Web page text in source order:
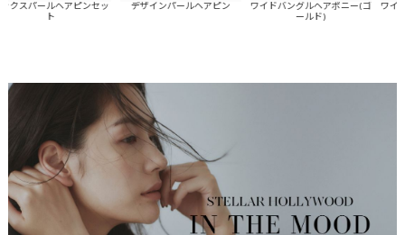
スパールヘアピンセッ
デザインパールヘアピン
ワイドバングルヘアポニー(ゴ
ールド)
ワイド